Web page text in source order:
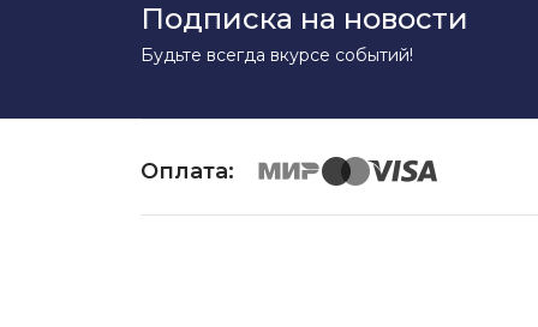
Подписка на новости
Будьте всегда вкурсе событий!
Оплата: